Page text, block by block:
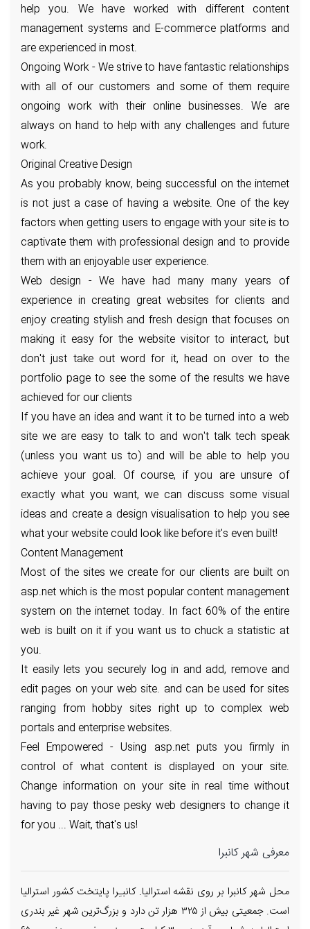
help you. We have worked with different content
management systems and E-commerce platforms and
are experienced in most.
Ongoing Work - We strive to have fantastic relationships
with all of our customers and some of them require
ongoing work with their online businesses. We are
always on hand to help with any challenges and future
work.
Original Creative Design
As you probably know, being successful on the internet
is not just a case of having a website. One of the key
factors when getting users to engage with your site is to
captivate them with professional design and to provide
them with an enjoyable user experience.
Web design - We have had many many years of
experience in creating great websites for clients and
enjoy creating stylish and fresh design that focuses on
making it easy for the website visitor to interact, but
don't just take out word for it, head on over to the
portfolio page to see the some of the results we have
achieved for our clients
If you have an idea and want it to be turned into a web
site we are easy to talk to and won't talk tech speak
(unless you want us to) and will be able to help you
achieve your goal. Of course, if you are unsure of
exactly what you want, we can discuss some visual
ideas and create a design visualisation to help you see
what your website could look like before it's even built!
Content Management
Most of the sites we create for our clients are built on
asp.net which is the most popular content management
system on the internet today. In fact 60% of the entire
web is built on it if you want us to chuck a statistic at
you.
It easily lets you securely log in and add, remove and
edit pages on your web site. and can be used for sites
ranging from hobby sites right up to complex web
portals and enterprise websites.
Feel Empowered - Using asp.net puts you firmly in
control of what content is displayed on your site.
Change information on your site in real time without
having to pay those pesky web designers to change it
for you ... Wait, that's us!
معرفی شهر کانبرا
محل شهر کانبرا بر روی نقشه استرالیا. کانبـِرا پایتخت کشور استرالیا
است. جمعیتی بیش از ۳۲۵ هزار تن دارد و بزرگ‌ترین شهر غیر بندری